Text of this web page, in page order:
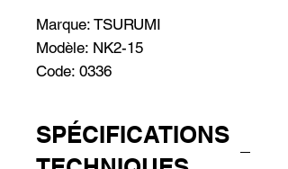
Marque: TSURUMI
Modèle: NK2-15
Code: 0336
SPÉCIFICATIONS